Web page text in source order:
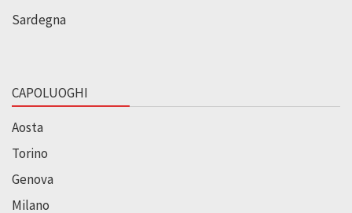
Sardegna
CAPOLUOGHI
Aosta
Torino
Genova
Milano